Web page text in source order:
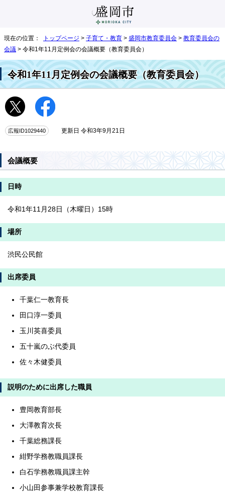
現在の位置： トップページ > 子育て・教育 > 盛岡市教育委員会 > 教育委員会の
会議 > 令和1年11月定例会の会議概要（教育委員会）
令和1年11月定例会の会議概要（教育委員会）
広報ID1029440 更新日 令和3年9月21日
会議概要
日時
令和1年11月28日（木曜日）15時
場所
渋民公民館
出席委員
千葉仁一教育長
田口淳一委員
玉川英喜委員
五十嵐のぶ代委員
佐々木健委員
説明のために出席した職員
豊岡教育部長
大澤教育次長
千葉総務課長
紺野学務教職員課長
白石学務教職員課主幹
小山田参事兼学校教育課長